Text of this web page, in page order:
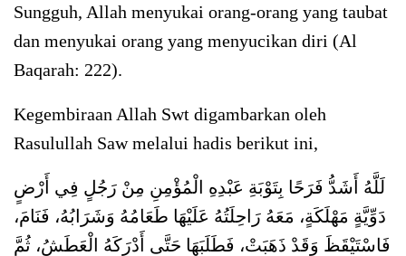
Sungguh, Allah menyukai orang-orang yang taubat
dan menyukai orang yang menyucikan diri (Al
Baqarah: 222).
Kegembiraan Allah Swt digambarkan oleh
Rasulullah Saw melalui hadis berikut ini,
لَلَّهُ أَشَدُّ فَرَحًا بِتَوْبَةِ عَبْدِهِ الْمُؤْمِنِ مِنْ رَجُلٍ فِي أَرْضٍ
دَوِّيَّةٍ مَهْلَكَةٍ، مَعَهُ رَاحِلَتُهُ عَلَيْهَا طَعَامُهُ وَشَرَابُهُ، فَنَامَ،
فَاسْتَيْقَظَ وَقَدْ ذَهَبَتْ، فَطَلَبَهَا حَتَّى أَدْرَكَهُ الْعَطَشُ، ثُمَّ